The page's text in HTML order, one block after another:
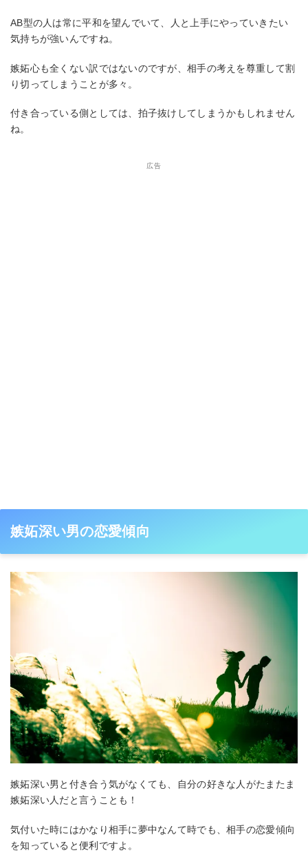
AB型の人は常に平和を望んでいて、人と上手にやっていきたい
気持ちが強いんですね。
嫉妬心も全くない訳ではないのですが、相手の考えを尊重して割
り切ってしまうことが多々。
付き合っている側としては、拍子抜けしてしまうかもしれません
ね。
広告
嫉妬深い男の恋愛傾向
嫉妬深い男と付き合う気がなくても、自分の好きな人がたまたま
嫉妬深い人だと言うことも！
気付いた時にはかなり相手に夢中なんて時でも、相手の恋愛傾向
を知っていると便利ですよ。